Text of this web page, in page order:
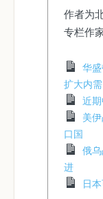
作者为
专栏作家
华
扩大内需
近
美
口国
俄
进
日